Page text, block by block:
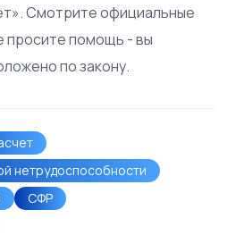
Смотрите официальные
просите помощь - вы
по закону.
нетрудоспособности
СФР